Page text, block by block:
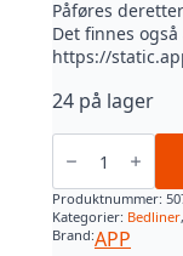
Påføres
Det finnes
https://
24 på lager
APP
PREDATOR
BEDLINER
SORT
3:1
600ML
antall
Produktnummer:
Kategorier: Bedliner,
Brand:APP